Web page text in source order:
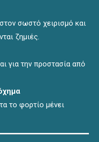
σωστό χειρισμό και
ζημιές.
για την προστασία από
το φορτίο μένει